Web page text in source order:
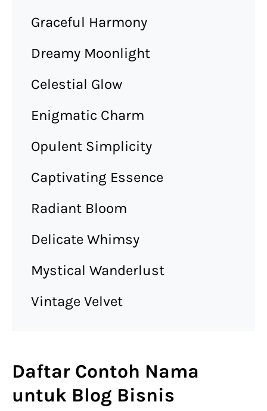
Graceful Harmony
Dreamy Moonlight
Celestial Glow
Enigmatic Charm
Opulent Simplicity
Captivating Essence
Radiant Bloom
Delicate Whimsy
Mystical Wanderlust
Vintage Velvet
Daftar Contoh Nama
untuk Blog Bisnis